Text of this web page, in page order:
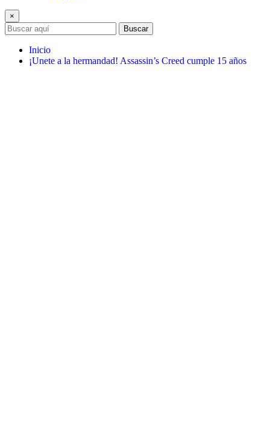
×
Buscar
Inicio
¡Unete a la hermandad! Assassin’s Creed cumple 15 años